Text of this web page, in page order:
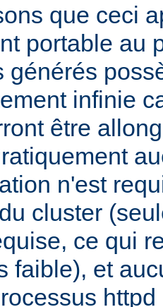
que ceci
portable au
générés
infinie
être
n'est
cluster
ce qui
faible), et